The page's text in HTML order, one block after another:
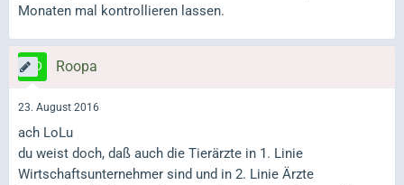
Monaten mal kontrollieren lassen.
Roopa
23. August 2016
ach LoLu
du weist doch, daß auch die Tierärzte in 1. Linie
Wirtschaftsunternehmer sind und in 2. Linie Ärzte